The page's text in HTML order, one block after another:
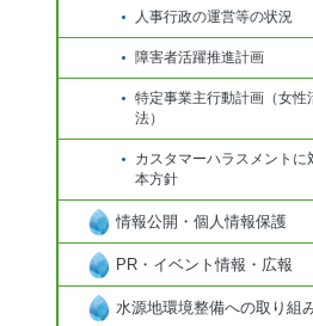
人事行政の運営等の状況
障害者活躍推進計画
特定事業主行動計画（女性
法）
カスタマーハラスメントに
本方針
情報公開・個人情報保護
PR・イベント情報・広報
水源地環境整備への取り組